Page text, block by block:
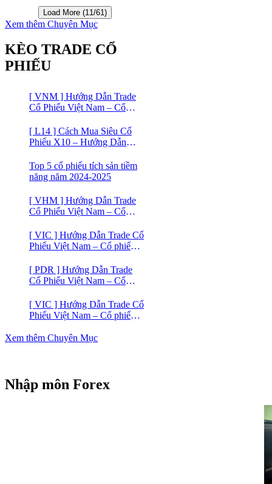
Screener
Load More (11/61)
Xem thêm Chuyên Mục
KÈO TRADE CỔ
PHIẾU
[ VNM ] Hướng Dẫn Trade
Cổ Phiếu Việt Nam – Cổ
[ L14 ] Cách Mua Siêu Cổ
Phiếu X10 – Hướng Dẫn
Cổ phiếu BĐS Licogi 14
Top 5 cổ phiếu tích sản tiềm
năng năm 2024-2025
[ VHM ] Hướng Dẫn Trade
Cổ Phiếu Việt Nam – Cổ
[ VIC ] Hướng Dẫn Trade Cổ
Phiếu Việt Nam – Cổ phiếu
[ PDR ] Hướng Dẫn Trade
Cổ Phiếu Việt Nam – Cổ
[ VIC ] Hướng Dẫn Trade Cổ
Phiếu Việt Nam – Cổ phiếu
Xem thêm Chuyên Mục
Nhập môn Forex